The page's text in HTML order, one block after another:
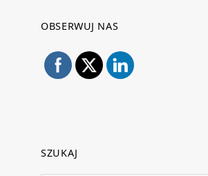
OBSERWUJ NAS
SZUKAJ